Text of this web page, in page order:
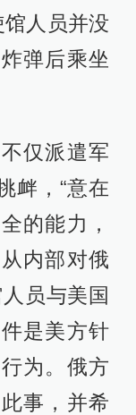
馆人员并没
弹后乘坐
仅派遣军
衅，“意在
的能力，
内部对俄
员与美国
是美方针
为。俄方
事，并希